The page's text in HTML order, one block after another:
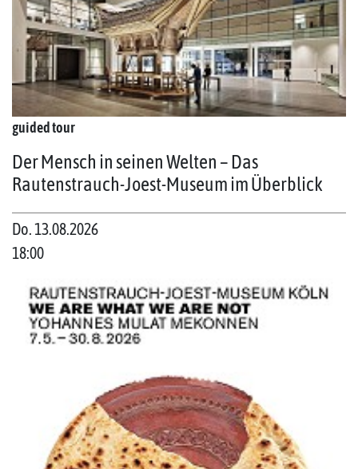
guided tour
Der Mensch in seinen Welten – Das
Rautenstrauch-Joest-Museum im Überblick
Do. 13.08.2026
18:00